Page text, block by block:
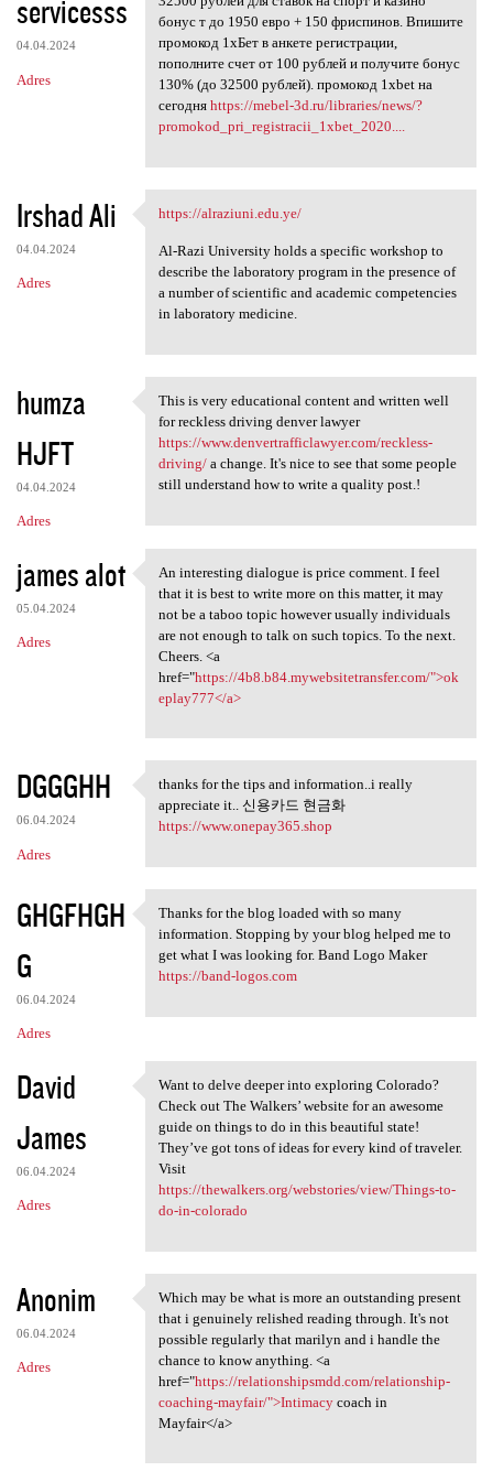
servicesss
04.04.2024
Adres
бонус т до 1950 евро + 150 фриспинов. Впишите
промокод 1хБет в анкете регистрации,
пополните счет от 100 рублей и получите бонус
130% (до 32500 рублей). промокод 1xbet на
сегодня https://mebel-3d.ru/libraries/news/?
promokod_pri_registracii_1xbet_2020....
Irshad Ali
04.04.2024
Adres
https://alraziuni.edu.ye/
https://alraziuni.edu.ye/
Al-Razi University holds a specific workshop to
describe the laboratory program in the presence of
a number of scientific and academic competencies
in laboratory medicine.
humza
HJFT
04.04.2024
Adres
This is very educational
This is very educational content and written well
for reckless driving denver lawyer
https://www.denvertrafficlawyer.com/reckless-
driving/a change. It's nice to see that some people
still understand how to write a quality post.!
james alot
05.04.2024
Adres
An interesting dialogue is
An interesting dialogue is price comment. I feel
that it is best to write more on this matter, it may
not be a taboo topic however usually individuals
are not enough to talk on such topics. To the next.
Cheers. <a
href="https://4b8.b84.mywebsitetransfer.com/">ok
eplay777</a>
DGGGHH
06.04.2024
Adres
thanks for the tips and
thanks for the tips and information..i really
appreciate it.. 신용카드 현금화
https://www.onepay365.shop
GHGFHGH
G
06.04.2024
Adres
Thanks for the blog loaded
Thanks for the blog loaded with so many
information. Stopping by your blog helped me to
get what I was looking for. Band Logo Maker
https://band-logos.com
David
James
06.04.2024
Adres
Want to delve deeper into
Want to delve deeper into exploring Colorado?
Check out The Walkers’ website for an awesome
guide on things to do in this beautiful state!
They’ve got tons of ideas for every kind of traveler.
Visit
https://thewalkers.org/webstories/view/Things-to-
do-in-colorado
Anonim
06.04.2024
Adres
Which may be what is more an
Which may be what is more an outstanding present
that i genuinely relished reading through. It's not
possible regularly that marilyn and i handle the
chance to know anything. <a
href="https://relationshipsmdd.com/relationship-
coaching-mayfair/">Intimacycoach in
Mayfair</a>